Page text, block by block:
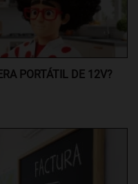
PORTÁTIL DE 12V?